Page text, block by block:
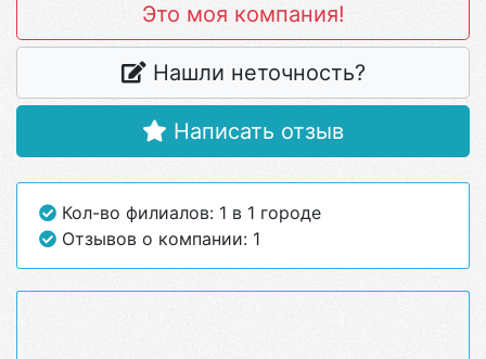
Это моя компания!
Нашли неточность?
Написать отзыв
Кол-во филиалов: 1 в 1 городе
Отзывов о компании: 1